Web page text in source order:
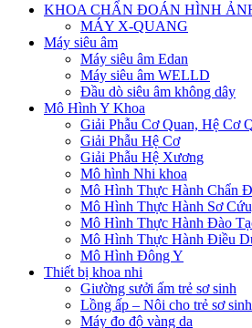
KHOA CHẨN ĐOÁN HÌNH
MÁY X-QUANG
Máy siêu âm
Máy siêu âm Edan
Máy siêu âm WELLD
Đầu dò siêu âm không dây
Mô Hình Y Khoa
Giải Phẫu Cơ Quan, Hệ Cơ
Giải Phẫu Hệ Cơ
Giải Phẫu Hệ Xương
Mô hình Nhi khoa
Mô Hình Thực Hành Chẩn
Mô Hình Thực Hành Sơ
Mô Hình Thực Hành Đào
Mô Hình Thực Hành Điều
Mô Hình Đông Y
Thiết bị khoa nhi
Giường sưởi ấm trẻ sơ sinh
Lồng ấp – Nôi cho trẻ sơ sinh
Máy đo độ vàng da